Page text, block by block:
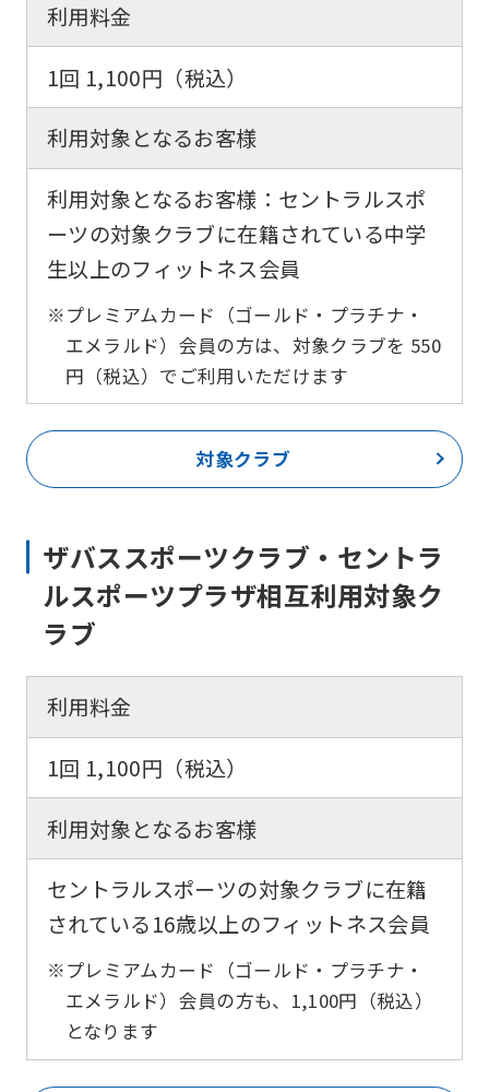
利用料金
1回 1,100円（税込）
利用対象となるお客様
利用対象となるお客様：セントラルスポ
ーツの対象クラブに在籍されている中学
生以上のフィットネス会員
※プレミアムカード（ゴールド・プラチナ・
エメラルド）会員の方は、対象クラブを 550
円（税込）でご利用いただけます
対象クラブ
ザバススポーツクラブ・セントラ
ルスポーツプラザ相互利用対象ク
ラブ
利用料金
1回 1,100円（税込）
利用対象となるお客様
セントラルスポーツの対象クラブに在籍
されている16歳以上のフィットネス会員
※プレミアムカード（ゴールド・プラチナ・
エメラルド）会員の方も、1,100円（税込）
となります